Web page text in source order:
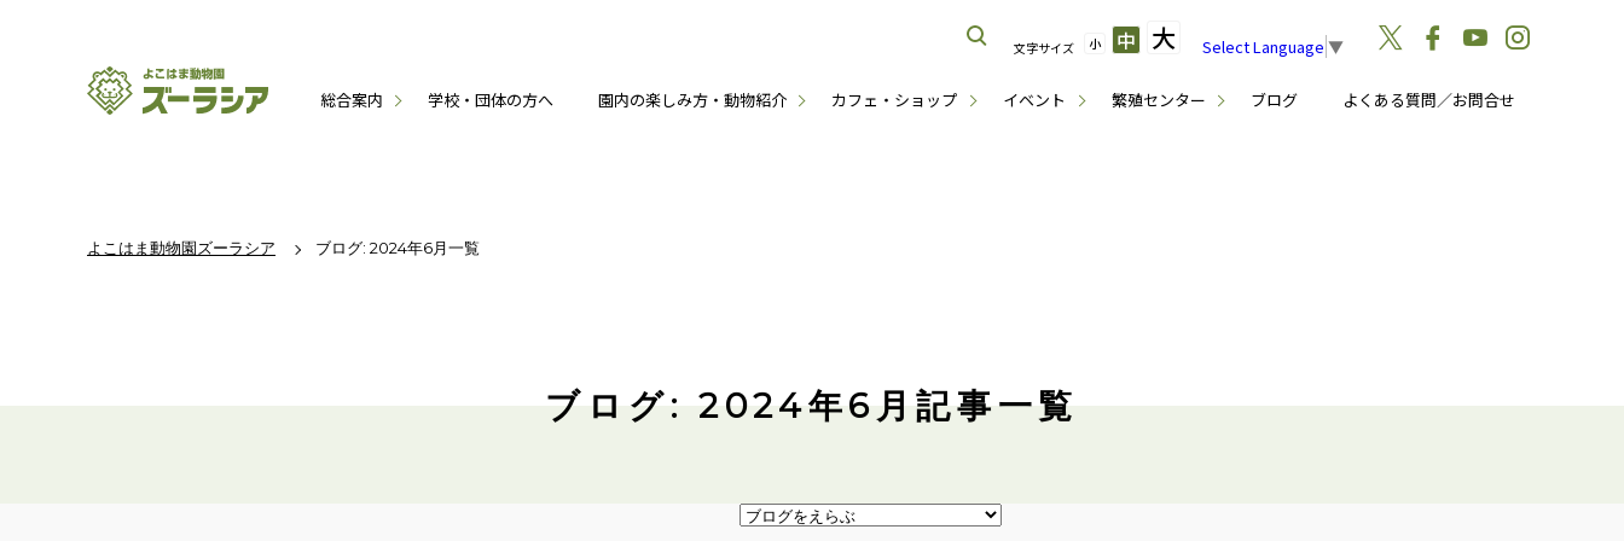
総合案内 学校・団体の方へ 園内の楽しみ方・動物紹介 カフェ・ショップ イベント 繁殖センター ブログ よくある質問／お問合せ
文字サイズ 小 中 大 Select Language ▼
よこはま動物園ズーラシア ブログ: 2024年6月一覧
ブログ: 2024年6月記事一覧